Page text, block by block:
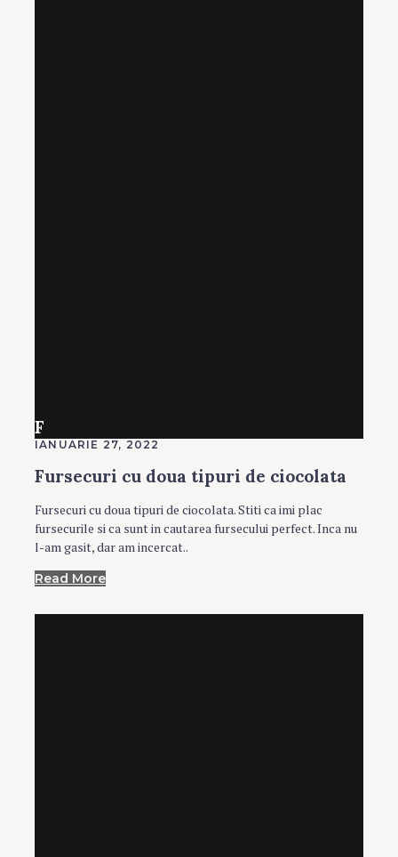
F
IANUARIE 27, 2022
Fursecuri cu doua tipuri de ciocolata
Fursecuri cu doua tipuri de ciocolata. Stiti ca imi plac
fursecurile si ca sunt in cautarea fursecului perfect. Inca nu
l-am gasit, dar am incercat..
Read More